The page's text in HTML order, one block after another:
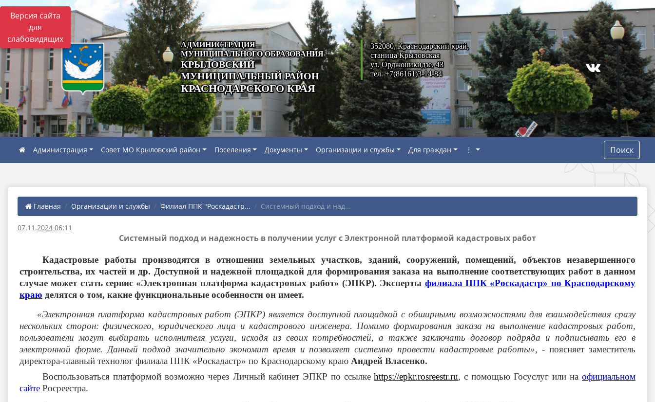
Версия сайта
для
слабовидящих
АДМИНИСТРАЦИЯ
МУНИЦИПАЛЬНОГО ОБРАЗОВАНИЯ
КРЫЛОВСКИЙ
МУНИЦИПАЛЬНЫЙ РАЙОН
КРАСНОДАРСКОГО КРАЯ
352080, Краснодарский край,
станица Крыловская
ул. Орджоникидзе, 43
тел. +7(86161)3-14-84
Администрация Совет МО Крыловский район Поселения Документы Организации и службы Для граждан ⋮ Поиск
Главная Организации и службы Филиал ППК "Роскадастр... Системный подход и над...
07.11.2024 06:11
Системный подход и надежность в получении услуг с Электронной платформой кадастровых работ
Кадастровые работы производятся в отношении земельных участков, зданий, сооружений, помещений, объектов незавершенного
строительства, их частей и др. Доступной и надежной площадкой для формирования заказа на выполнение соответствующих работ в данном
случае может стать сервис «Электронная платформа кадастровых работ» (ЭПКР). Эксперты филиала ППК «Роскадастр» по Краснодарскому
краю делятся о том, какие функциональные особенности он имеет.
«Электронная платформа кадастровых работ (ЭПКР) является доступной площадкой с обширными возможностями для взаимодействия сразу
нескольких сторон: физического, юридического лица и кадастрового инженера. Помимо формирования заказа на выполнение кадастровых работ,
пользователи могут выбирать исполнителя услуги, исходя из своих потребностей, а также заключать договор подряда и подписывать его в
электронной форме. Данный подход значительно экономит время и позволяет системно провести кадастровые работы», - поясняет заместитель
директора-главный технолог филиала ППК «Роскадастр» по Краснодарскому краю Андрей Власенко.
Воспользоваться платформой возможно через Личный кабинет ЭПКР по ссылкеhttps://epkr.rosreestr.ru, с помощью Госуслуг или наофициальном
сайте Росреестра.